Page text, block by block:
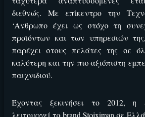
διεθνώς. Με επίκεντρο την
‘Ανθρωπο έχει ως στόχο τη
προϊόντων και των υπηρεσιών
παρέχει στους πελάτες της σε
καλύτερη και την πιο αξιόπιστη
παιχνιδιού.
Έχοντας ξεκινήσει το 2012, η
λειτουργεί το brand Stoiximan σε